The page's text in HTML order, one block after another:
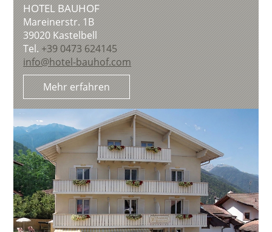
HOTEL BAUHOF
Mareinerstr. 1B
39020 Kastelbell
Tel. +39 0473 624145
info@hotel-bauhof.com
Mehr erfahren